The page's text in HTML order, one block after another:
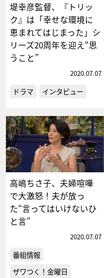
堤幸彦監督、『トリッ
ク』は「幸せな環境に
恵まれてはじまった」シ
リーズ20周年を迎え“思
うこと”
2020.07.07
ドラマ インタビュー
高嶋ちさ子、夫婦喧嘩
で大激怒！夫が放っ
た“言ってはいけないひ
と言”
2020.07.07
番組情報
ザワつく！金曜日